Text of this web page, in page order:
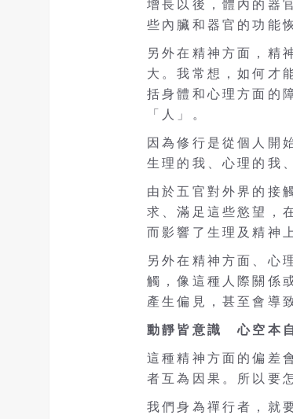
增長以後，體內的器
些內臟和器官的功能
另外在精神方面，精
大。我常想，如何才
括身體和心理方面的
「人」。
因為修行是從個人開
生理的我、心理的我
由於五官對外界的接
求、滿足這些慾望，
而影響了生理及精神
另外在精神方面、心
觸，像這種人際關係
產生偏見，甚至會導
動靜皆意識 心空本
這種精神方面的偏差
者互為因果。所以要
我們身為禪行者，就